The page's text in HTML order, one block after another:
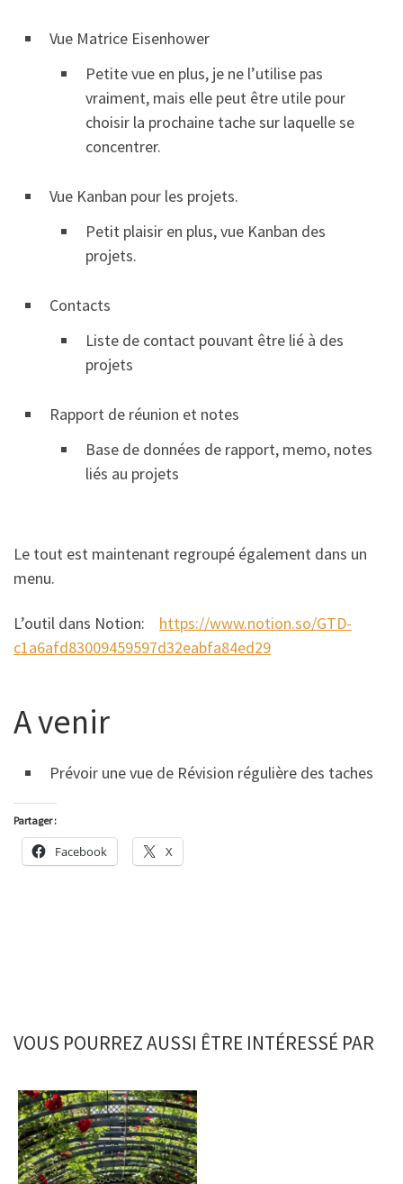
Vue Matrice Eisenhower
Petite vue en plus, je ne l’utilise pas
vraiment, mais elle peut être utile pour
choisir la prochaine tache sur laquelle se
concentrer.
Vue Kanban pour les projets.
Petit plaisir en plus, vue Kanban des
projets.
Contacts
Liste de contact pouvant être lié à des
projets
Rapport de réunion et notes
Base de données de rapport, memo, notes
liés au projets
Le tout est maintenant regroupé également dans un
menu.
L’outil dans Notion: https://www.notion.so/GTD-
c1a6afd83009459597d32eabfa84ed29
A venir
Prévoir une vue de Révision régulière des taches
Partager :
Facebook X
VOUS POURREZ AUSSI ÊTRE INTÉRESSÉ PAR